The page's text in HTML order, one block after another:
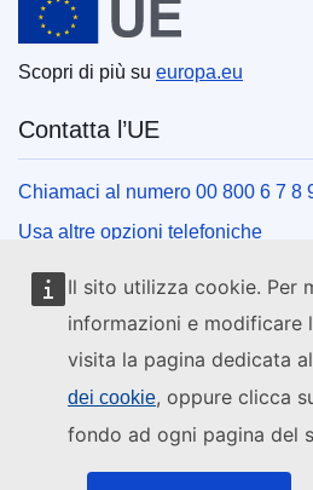
Il sito utilizza cookie. Per
informazioni e modificare
visita la pagina dedicata
dei cookie, oppure clicca
fondo ad ogni pagina del
Scopri di più su europa.eu
Contatta l’UE
Chiamaci al numero 00 800 6 7 8
Usa altre opzioni telefoniche
Scrivici usando l’apposito modulo
Incontraci presso uno dei centri
Cerca i canali social dell’UE